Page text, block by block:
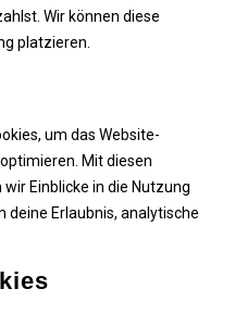
Wir können diese
platzieren.
um das Website-
Mit diesen
Einblicke in die Nutzung
deine Erlaubnis, analytische